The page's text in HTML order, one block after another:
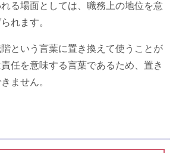
る場面としては、職務上の地位を意
れます。
という言葉に置き換えて使うことが
任を意味する言葉であるため、置き
ません。